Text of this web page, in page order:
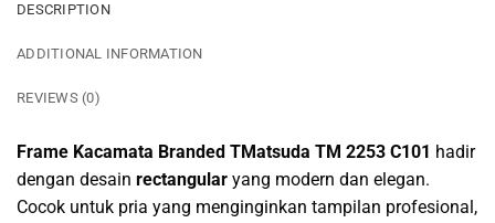
DESCRIPTION
ADDITIONAL INFORMATION
REVIEWS (0)
Frame Kacamata Branded TMatsuda TM 2253 C101 hadir
dengan desain rectangular yang modern dan elegan.
Cocok untuk pria yang menginginkan tampilan profesional,